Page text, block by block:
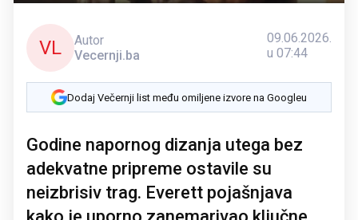
VL
Autor
Vecernji.ba
09.06.2026.
u 07:44
Dodaj Večernji list među omiljene izvore na Googleu
Godine napornog dizanja utega bez
adekvatne pripreme ostavile su
neizbrisiv trag. Everett pojašnjava